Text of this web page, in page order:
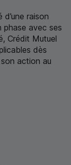
raison
phase avec ses
Crédit Mutuel
dès
action au